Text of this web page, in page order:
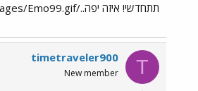
תתחדשי! איזה יפה../images/Emo99.gif
T
timetraveler900
New member